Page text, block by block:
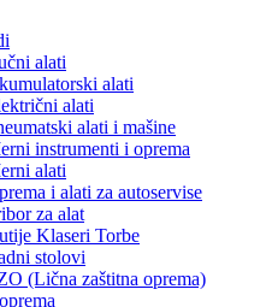
alati
alati
alati
alati i mašine
instrumenti i oprema
alati
i alati za autoservise
za alat
Klaseri Torbe
stolovi
(Lična zaštitna oprema)